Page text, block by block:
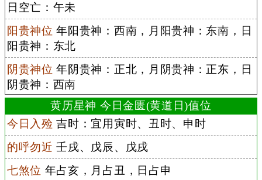
日空亡：午未
阳贵神位 年阳贵神：西南，月阳贵神：东南，日
阳贵神：东北
阴贵神位 年阴贵神：正北，月阴贵神：正东，日
阴贵神：西南
黄历星神 今日金匮(黄道日)值位
今日入殓 吉时：宜用寅时、丑时、申时
的呼勿近 壬戌、戊辰、戊戌
七煞位 年占亥，月占丑，日占申